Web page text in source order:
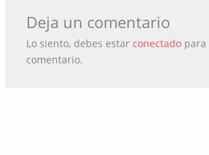
Deja un comentario
Lo siento, debes estar conectadopara
comentario.